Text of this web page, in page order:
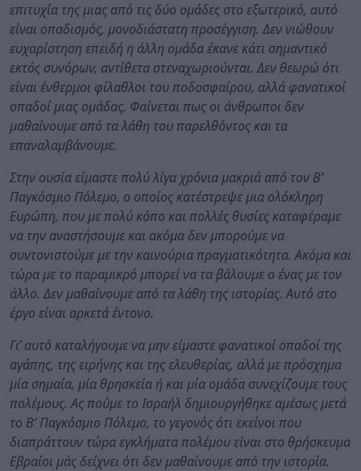
επιτυχία της μιας από τις δύο ομάδες στο εξωτερικό, αυτό
είναι οπαδισμός, μονοδιάστατη προσέγγιση. Δεν νιώθουν
ευχαρίστηση επειδή η άλλη ομάδα έκανε κάτι σημαντικό
εκτός συνόρων, αντίθετα στεναχωριούνται. Δεν θεωρώ ότι
είναι ένθερμοι φίλαθλοι του ποδοσφαίρου, αλλά φανατικοί
οπαδοί μιας ομάδας. Φαίνεται πως οι άνθρωποι δεν
μαθαίνουμε από τα λάθη του παρελθόντος και τα
επαναλαμβάνουμε.
Στην ουσία είμαστε πολύ λίγα χρόνια μακριά από τον Β’
Παγκόσμιο Πόλεμο, ο οποίος κατέστρεψε μια ολόκληρη
Ευρώπη, που με πολύ κόπο και πολλές θυσίες καταφέραμε
να την αναστήσουμε και ακόμα δεν μπορούμε να
συντονιστούμε με την καινούρια πραγματικότητα. Ακόμα και
τώρα με το παραμικρό μπορεί να τα βάλουμε ο ένας με τον
άλλο. Δεν μαθαίνουμε από τα λάθη της ιστορίας. Αυτό στο
έργο είναι αρκετά έντονο.
Γι’ αυτό καταλήγουμε να μην είμαστε φανατικοί οπαδοί της
αγάπης, της ειρήνης και της ελευθερίας, αλλά με πρόσχημα
μία σημαία, μία θρησκεία ή και μία ομάδα συνεχίζουμε τους
πολέμους. Ας πούμε το Ισραήλ δημιουργήθηκε αμέσως μετά
το Β’ Παγκόσμιο Πόλεμο, το γεγονός ότι εκείνοι που
διαπράττουν τώρα εγκλήματα πολέμου είναι στο θρήσκευμα
Εβραίοι μάς δείχνει ότι δεν μαθαίνουμε από την ιστορία.